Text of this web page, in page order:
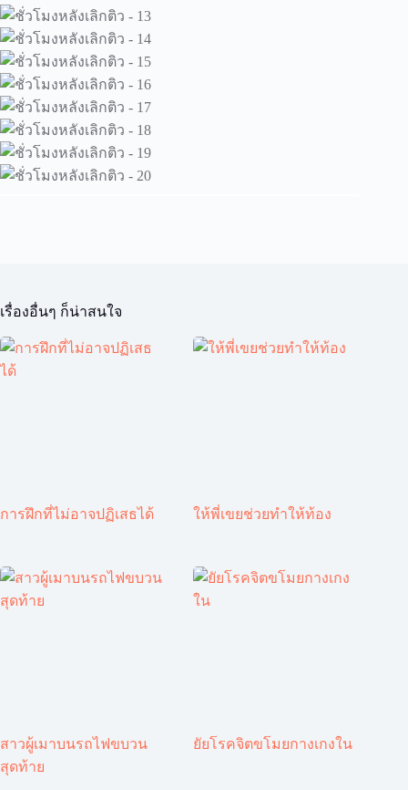
เรื่องอื่นๆ ก็น่าสนใจ
การฝึกที่ไม่อาจปฏิเสธได้ ให้พี่เขยช่วยทำให้ท้อง
สาวผู้เมาบนรถไฟขบวน
สุดท้าย
ยัยโรคจิตขโมยกางเกงใน